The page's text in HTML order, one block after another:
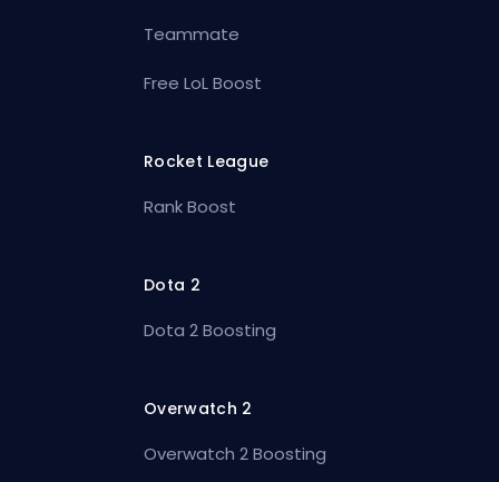
Teammate
Free LoL Boost
Rocket League
Rank Boost
Dota 2
Dota 2 Boosting
Overwatch 2
Overwatch 2 Boosting